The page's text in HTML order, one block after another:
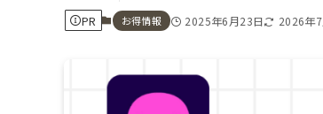
PR お得情報 2025年6月23日 2026年